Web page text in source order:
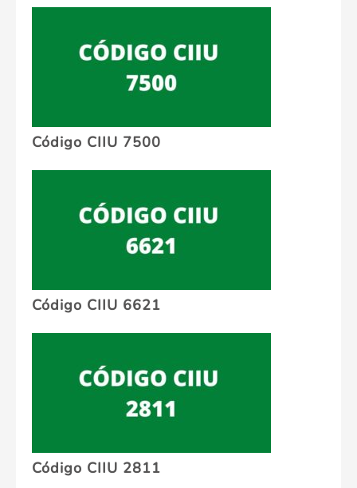
Código CIIU 7500
Código CIIU 6621
Código CIIU 2811